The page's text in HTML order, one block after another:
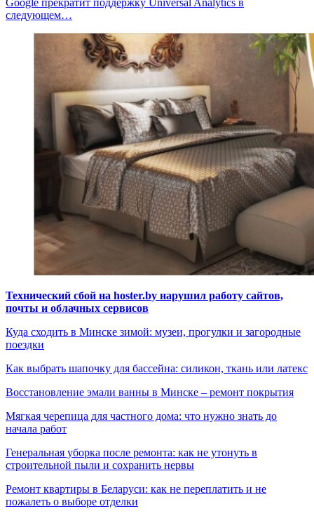
следующем…
Технический сбой на hoster.by нарушил работу сайтов,
почты и облачных сервисов
Куда сходить в Минске зимой: музеи, прогулки и загородные
поездки
Как выбрать шапочку для бассейна: силикон, ткань или латекс
Восстановление эмали ванны в Минске – ремонт покрытия
Мягкая черепица для частного дома: что нужно знать до
начала работ
Генеральная уборка после ремонта: как не утонуть в
строительной пыли и сохранить нервы
Ремонт квартиры в Беларуси: как не переплатить и не
пожалеть о выборе отделки